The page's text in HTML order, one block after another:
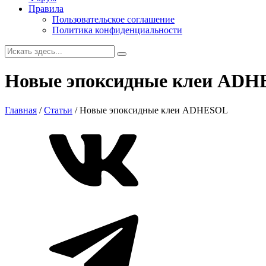
Правила
Пользовательское соглашение
Политика конфиденциальности
Новые эпоксидные клеи
Главная / Статьи / Новые эпоксидные клеи ADHESOL